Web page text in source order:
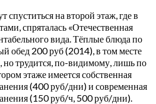
на второй этаж, где в
спряталась «Отечественная
вида. Тёплые блюда по
обед 200 руб (2014), в том месте
но трудится, по-видимому, лишь по
этаже имеется собственная
(400 руб/дни) и современная
(150 руб/ч, 500 руб/дни).